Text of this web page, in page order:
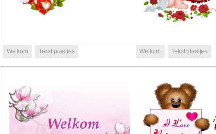
Welkom Tekst plaatjes Welkom Tekst plaatjes